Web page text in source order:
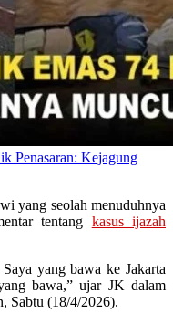
Penasaran: Kejagung
yang seolah menuduhnya
tentang kasus ijazah
yang bawa ke Jakarta
bawa,” ujar JK dalam
Sabtu (18/4/2026).